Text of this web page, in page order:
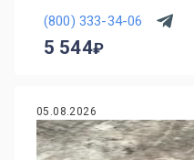
(800) 333-34-06
5 544
05.08.2026